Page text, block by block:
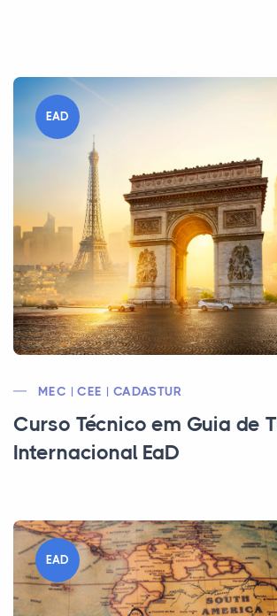
EAD
MEC | CEE | CADASTUR
Curso Técnico em Guia de
Internacional EaD
EAD